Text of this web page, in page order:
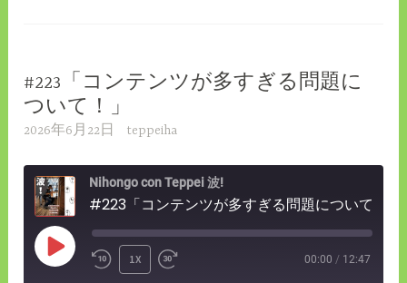
#223「コンテンツが多すぎる問題に
ついて！」
2026年6月22日 teppeiha
Nihongo con Teppei 波!
#223「コンテンツが多すぎる問題について！」
PLAY
REWIND
1X
FAST
00:00 / 12:47